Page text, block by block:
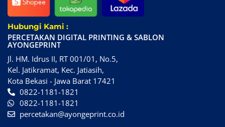
Hubungi Kami :
PERCETAKAN DIGITAL PRINTING & SABLON
AYONGEPRINT
Jl. HM. Idrus II, RT 001/01, No.5,
Kel. Jatikramat, Kec. Jatiasih,
Kota Bekasi - Jawa Barat 17421
0822-1181-1821
0822-1181-1821
percetakan@ayongeprint.co.id